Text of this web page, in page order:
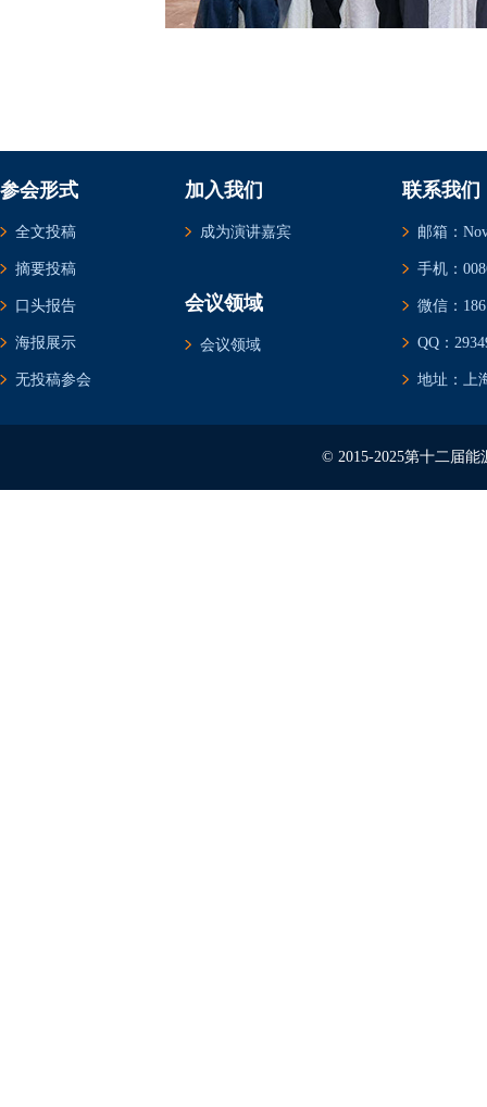
参会形式
全文投稿
摘要投稿
口头报告
海报展示
无投稿参会
加入我们
成为演讲嘉宾
会议领域
会议领域
联系我们
邮箱：
手机：
微信：
QQ：
地址：上
© 2015-2025第十二届